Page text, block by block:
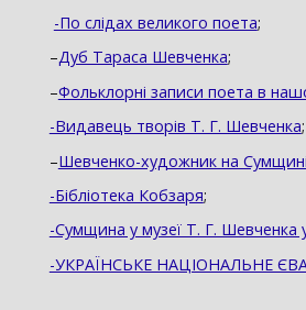
-По слідах великого поета;
–Дуб Тараса Шевченка;
–Фольклорні записи поета в
-Видавець творів Т. Г. Шевченка;
–Шевченко-художник на Сумщині
-Бібліотека Кобзаря;
-Сумщина у музеї Т. Г. Шевченка
-УКРАЇНСЬКЕ НАЦІОНАЛЬНЕ